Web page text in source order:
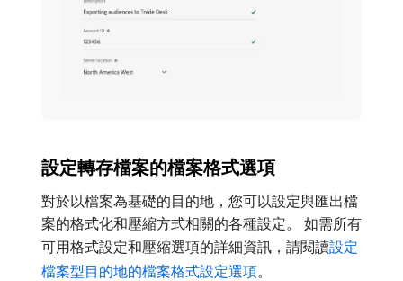
設定轉存檔案的檔案格式選項
對於以檔案為基礎的目的地，您可以設定與匯出檔
案的格式化和壓縮方式相關的各種設定。 如需所有
可用格式設定和壓縮選項的詳細資訊，請閱讀設定
檔案型目的地的檔案格式設定選項。